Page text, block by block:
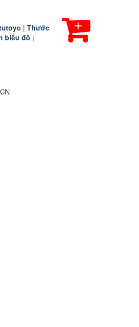
| Thước
biểu đồ |